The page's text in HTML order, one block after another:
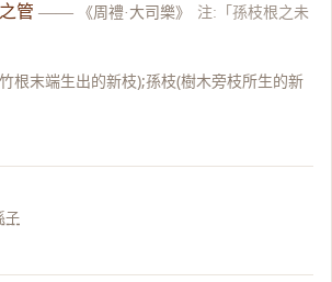
管 —— 《周禮·大司樂》
注:「孫枝根之未
根末端生出的新枝);孫枝(樹木旁枝所生的新
子